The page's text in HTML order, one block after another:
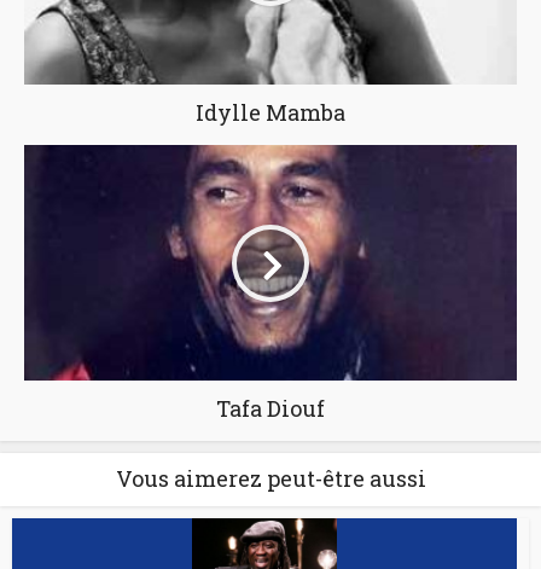
Idylle Mamba
Tafa Diouf
Vous aimerez peut-être aussi